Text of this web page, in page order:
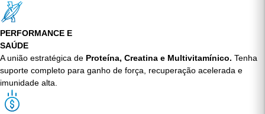
quem tem intolerância ou sensibilidade, garantindo nutrição e total
conforto gástrico.
PERFORMANCE E
SAÚDE
A união estratégica de
suporte completo para ganho de força, recuperação acelerada e
imunidade alta.